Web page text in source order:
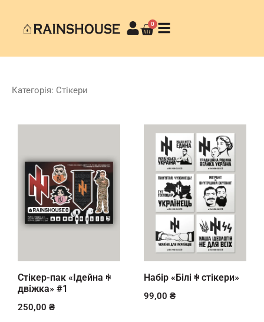
0
Категорія: Стікери
Стікер-пак «Ідейна ꑭ
двіжка» #1
250,00 ₴
Набір «Білі ꑭ стікери»
99,00 ₴